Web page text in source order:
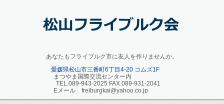
あなたもフライブルク市に友人を作りませんか。
愛媛県松山市三番町6丁目4-20 コムズ1F
まつやま国際交流センター内
TEL.089-943-2025 FAX.089-931-2041
Eメール freiburgkai@yahoo.co.jp